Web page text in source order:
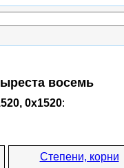
восемь
0x1520:
Степени, корни